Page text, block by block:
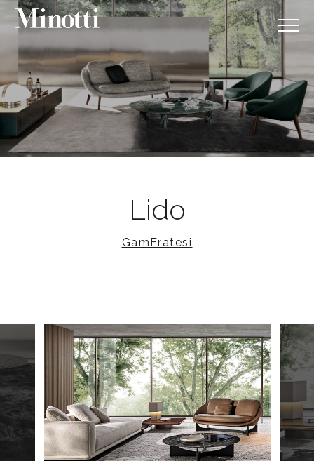
Lido
GamFratesi
14 2